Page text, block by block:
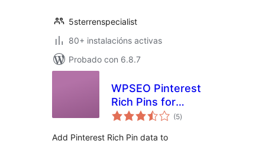
5sterrenspecialist
80+ instalacións activas
Probado con 6.8.7
WPSEO Pinterest
Rich Pins for
WooCommerce
(5valoracións
totais
)
Add Pinterest Rich Pin data to